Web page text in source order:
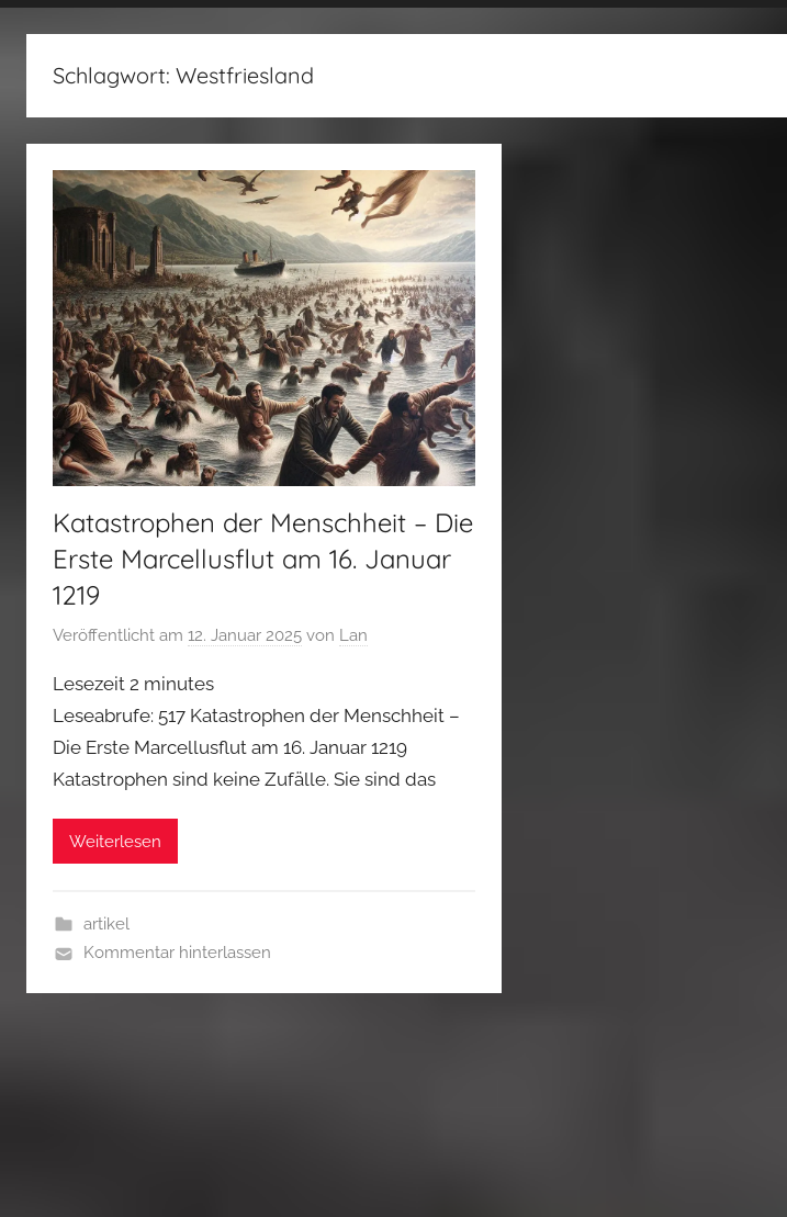
fertig…!
Schlagwort: Westfriesland
Katastrophen der Menschheit – Die
Erste Marcellusflut am 16. Januar
1219
Veröffentlicht am 12. Januar 2025 von Lan
Lesezeit 2 minutes
Leseabrufe: 517 Katastrophen der Menschheit –
Die Erste Marcellusflut am 16. Januar 1219
Katastrophen sind keine Zufälle. Sie sind das
Weiterlesen
artikel
Kommentar hinterlassen